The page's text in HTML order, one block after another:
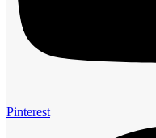
Pinterest